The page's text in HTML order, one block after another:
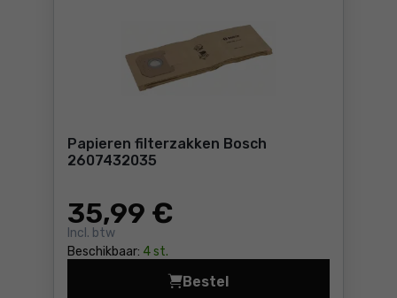
Papieren filterzakken Bosch
2607432035
35,99 €
Incl. btw
Beschikbaar: 4 st.
Bestel
Papieren filterzakken